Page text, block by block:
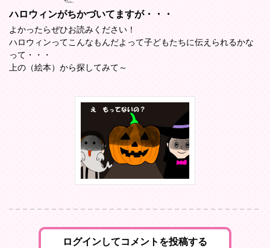
ハロウィンがちかづいてますが・・・
よかったらぜひお読みください！
ハロウィンってこんなもんだよって子どもたちに伝えられるかな
って・・・
上の（絵本）から探してみて～
ログインしてコメントを投稿する